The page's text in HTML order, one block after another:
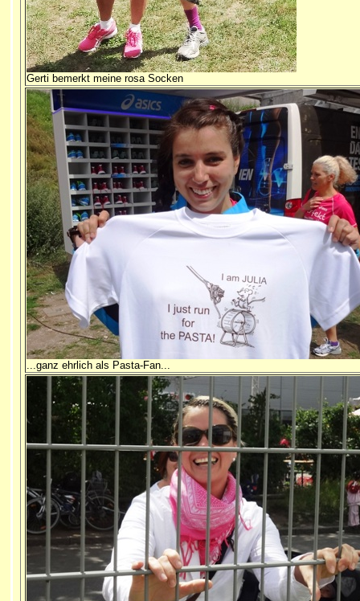
Gerti bemerkt meine rosa Socken
...ganz ehrlich als Pasta-Fan...